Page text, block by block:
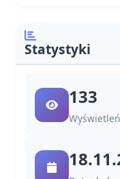
Statystyki
133
Wyświetleń